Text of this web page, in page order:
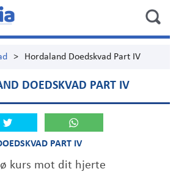
> Hordaland Doedskvad Part IV
DOEDSKVAD PART IV
PART IV
kurs mot dit hjerte